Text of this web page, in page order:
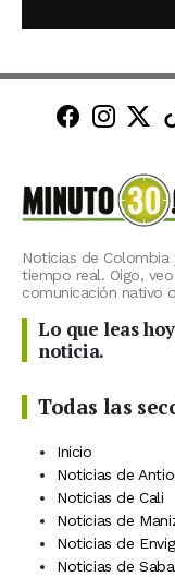
Noticias de
tiempo real. Oigo,
comunicación nativo
Lo que leas
noticia.
Todas las
Inicio
Noticias de
Noticias de Cali
Noticias de
Noticias de
Noticias de